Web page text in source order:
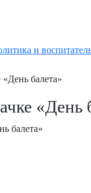
и
балета»
«День
балета»